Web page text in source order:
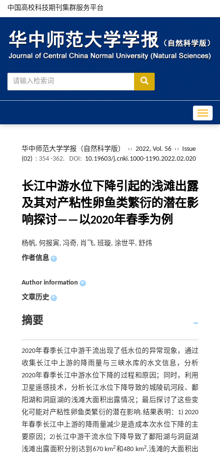
中国高校科技期刊集群服务平台
华中师范大学学报（自然科学版） ›› 2022, Vol. 56 ››
Issue
(02) : 354 -362. DOI: 10.19603/j.cnki.1000-1190.2022.02.020
长江中游水位下降引起的浅滩出露
及其对产粘性卵鱼类繁衍的潜在影
响探讨——以2020年春季为例
杨帆, 何报寅, 冯奇, 肖飞, 班璇, 涂世平, 舒炜
作者信息 +
Author information +
文章历史 +
摘要
2020年春季长江中游干流出现了低水位的异常现象，通过
收集长江中上游的降雨量与三峡水库的水文信息，分析
2020年春季长江中游水位下降的过程和原因；同时，利用
卫星遥感技术，分析长江水位下降导致的城陵矶河段、鄱
阳湖和洞庭湖的浅滩大面积出露情况；最后探讨了这些变
化可能对产粘性卵鱼类繁衍的潜在影响.结果表明：1) 2020
年春季长江中上游的降雨量减少是造成本次水位下降的主
要原因；2)长江中游干流水位下降导致了鄱阳湖与洞庭湖
浅滩出露面积分别达到670 km2和480 km2,浅滩的大面积出